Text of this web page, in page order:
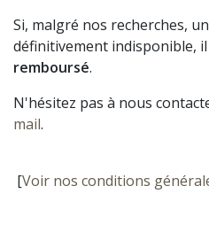
Si, malgré nos recherches,
définitivement indisponible,
remboursé.
N'hésitez pas à nous
mail.
[Voir nos conditions